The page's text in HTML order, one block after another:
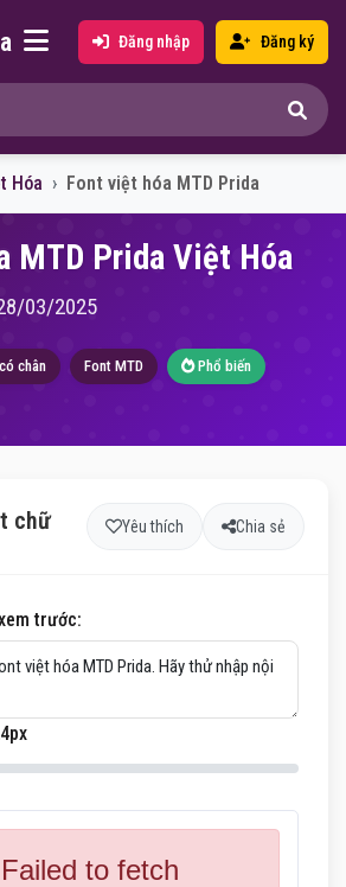
Đăng nhập Đăng ký
Hóa Font việt hóa MTD Prida
MTD Prida Việt Hóa
03/2025
chân Font MTD Phổ biến
chữ Yêu thích Chia sẻ
trước:
px
to fetch